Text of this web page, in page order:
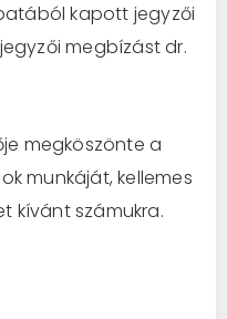
kapott jegyzői
megbízást dr.
megköszönte a
munkáját, kellemes
kívánt számukra.